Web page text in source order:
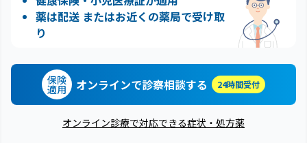
薬は配送 またはお近くの薬局で受け取
り
保険
適用 オンラインで診察相談する 24時間受付
オンライン診療で対応できる症状・処方薬